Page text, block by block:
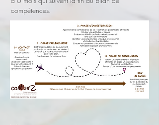
compétences.